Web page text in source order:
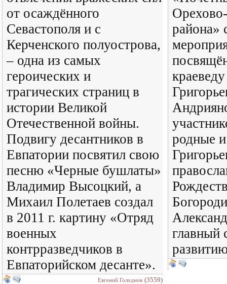
от осаждённого
Севастополя и с
Керченского полуострова,
– одна из самых
героических и
трагических страниц в
истории Великой
Отечественной войны.
Подвигу десантников в
Евпатории посвятил свою
песню «Черные бушлаты»
Владимир Высоцкий, а
Михаил Полетаев создал
в 2011 г. картину «Отряд
военных
контрразведчиков в
Евпаторийском десанте».
Евгений Голоднов (3559)
района»
родные
главный